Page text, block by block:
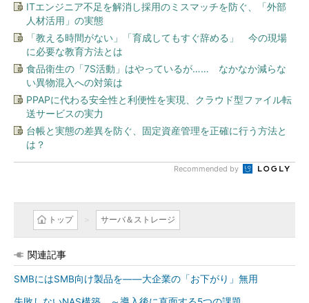
ITエンジニア不足を解消し採用のミスマッチを防ぐ、「外部
人材活用」の実態
「教える時間がない」「育成してもすぐ辞める」 今の現場
に必要な教育方法とは
食品衛生の「7S活動」はやっているが…… なかなか減らな
い異物混入への対策は
PPAPに代わる安全性と利便性を実現、クラウド型ファイル転
送サービスの実力
台帳と実態の差異を防ぐ、固定資産管理を正確に行う方法と
は？
Recommended by
トップ サーバ＆ストレージ
関連記事
SMBにはSMB向け製品を――大企業の「お下がり」無用